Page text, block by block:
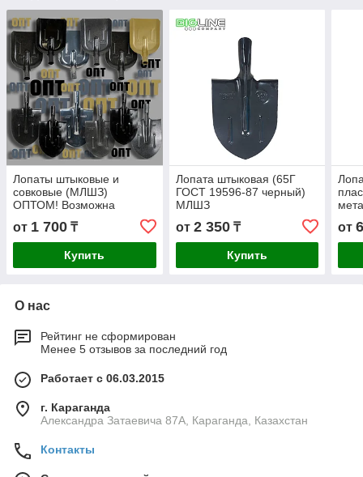
Лопаты штыковые и
совковые (МЛШЗ)
ОПТОМ! Возможна
доставка по Казахстану
от 1 700 ₸
Купить
Лопата штыковая (65Г
ГОСТ 19596-87 черный)
МЛШЗ
от 2 350₸
Купить
от
О нас
Рейтинг не сформирован
Менее 5 отзывов за последний год
Работает с 06.03.2015
г. Караганда
Александра Затаевича 87А, Караганда, Казахстан
Контакты